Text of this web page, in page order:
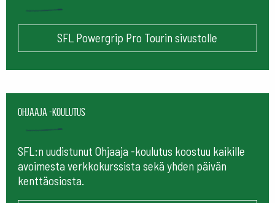
SFL Powergrip Pro Tourin sivustolle
Ohjaaja -koulutus
SFL:n uudistunut Ohjaaja -koulutus koostuu kaikille
avoimesta verkkokurssista sekä yhden päivän
kenttäosiosta.